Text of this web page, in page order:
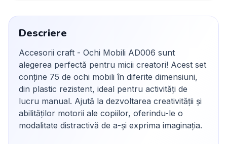
Descriere
Accesorii craft - Ochi Mobili AD006 sunt
alegerea perfectă pentru micii creatori! Acest set
conține 75 de ochi mobili în diferite dimensiuni,
din plastic rezistent, ideal pentru activități de
lucru manual. Ajută la dezvoltarea creativității și
abilităților motorii ale copiilor, oferindu-le o
modalitate distractivă de a-și exprima imaginația.